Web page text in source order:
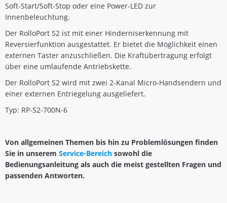
Soft-Start/Soft-Stop oder eine Power-LED zur
Innenbeleuchtung.
Der RolloPort S2 ist mit einer Hinderniserkennung mit
Reversierfunktion ausgestattet. Er bietet die Möglichkeit einen
externen Taster anzuschließen. Die Kraftübertragung erfolgt
über eine umlaufende Antriebskette.
Der RolloPort S2 wird mit zwei 2-Kanal Micro-Handsendern und
einer externen Entriegelung ausgeliefert.
Typ: RP-S2-700N-6
Von allgemeinen Themen bis hin zu Problemlösungen finden
Sie in unserem Service-Bereich sowohl die
Bedienungsanleitung als auch die meist gestellten Fragen und
passenden Antworten.